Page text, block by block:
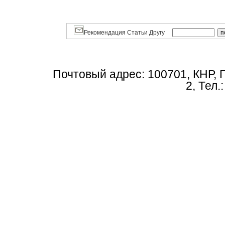
Рекомендация Статьи Другу
Почтовый адрес: 100701, КНР,
2,